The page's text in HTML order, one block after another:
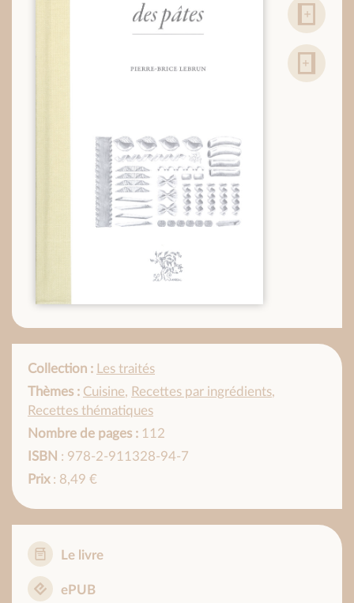
Collection : Les traités
Thèmes : Cuisine, Recettes par ingrédients,
Recettes thématiques
Nombre de pages : 112
ISBN : 978-2-911328-94-7
Prix: 8,49 €
Le livre
ePUB